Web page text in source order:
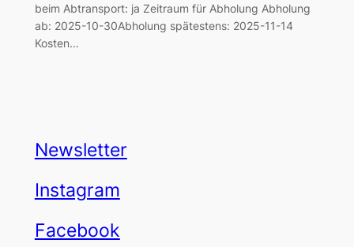
beim Abtransport: ja Zeitraum für Abholung Abholung
ab: 2025-10-30Abholung spätestens: 2025-11-14
Kosten…
Newsletter
Instagram
Facebook